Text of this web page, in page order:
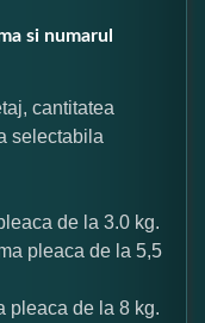
si numarul
cantitatea
selectabila
de la 3.0 kg.
pleaca de la 5,5
pleaca de la 8 kg.